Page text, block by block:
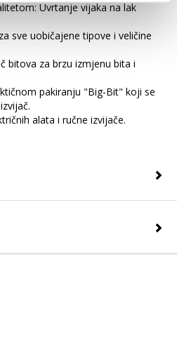
Uvrtanje vijaka na lak
sve uobičajene tipove i veličine
bitova za brzu izmjenu bita i
pakiranju "Big-Bit" koji se
alata i ručne izvijače.